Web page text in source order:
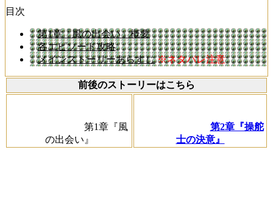
目次
第1章「風の出会い」概要
各エピソード攻略
メインストーリーあらすじ ※ネタバレ注意
前後のストーリーはこちら
第1章『風
の出会い』
第2章『操舵
士の決意』